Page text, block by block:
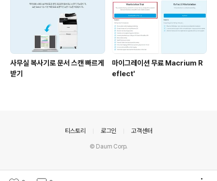
사무실 복사기로 문서 스캔 빠르게
받기
마이그레이션 무료 Macrium R
eflect'
티스토리 로그인 고객센터
© Daum Corp.